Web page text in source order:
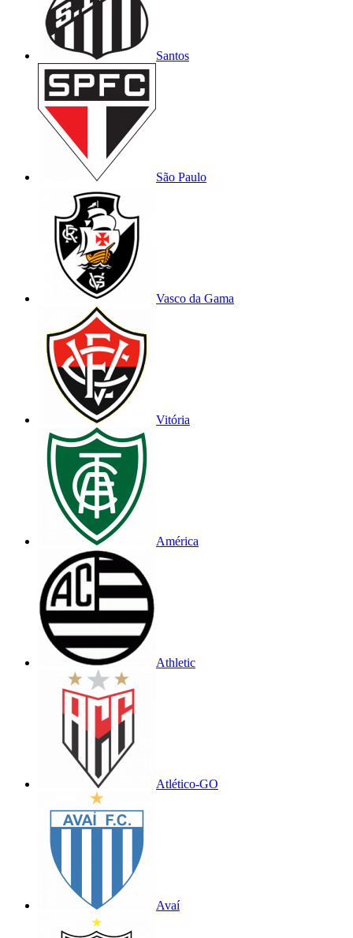
Santos
São Paulo
Vasco da Gama
Vitória
América
Athletic
Atlético-GO
Avaí